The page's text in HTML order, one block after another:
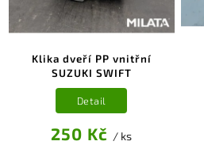
Klika dveří PP vnitřní
SUZUKI SWIFT
250 Kč / ks
Detail